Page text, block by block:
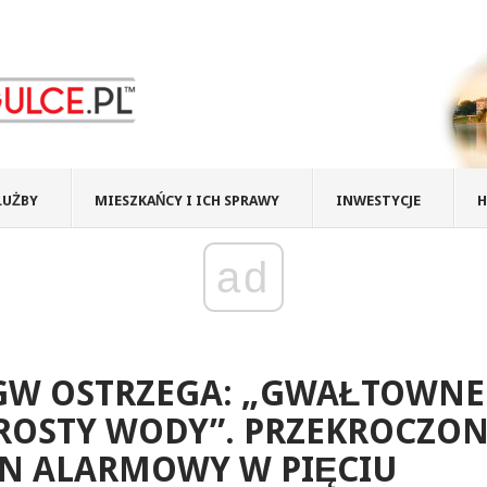
MIESZKAŃCY I ICH SPRAWY INWESTYCJE
ad
OSTRZEGA: „GWAŁTOWNE
WODY”.
ALARMOWY W PIĘCIU